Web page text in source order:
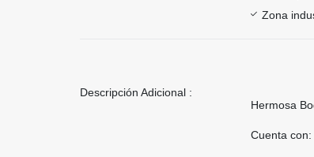
Zona
Descripción Adicional :
Hermosa
Cuenta con: